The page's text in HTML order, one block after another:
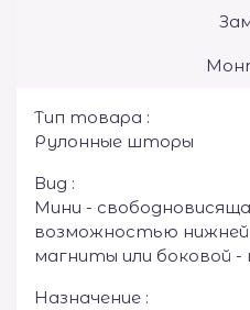
Тип товара :
Рулонные шторы
Вид :
Мини -
возможностью нижней
магниты или боковой -
Назначение :